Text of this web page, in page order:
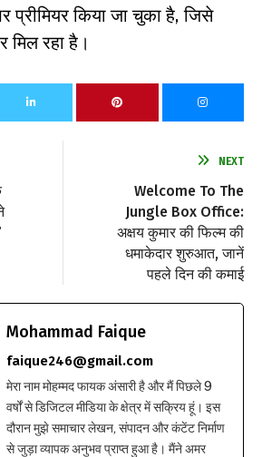
प्रीमियर किया जा चुका है, जिसे
मिल रहा है।
NEXT
Welcome To The
Jungle Box Office:
अक्षय कुमार की फिल्म की
धमाकेदार शुरुआत, जानें
पहले दिन की कमाई
Mohammad Faique
faique246@gmail.com
मेरा नाम मोहम्मद फायक अंसारी है और मैं पिछले 9
वर्षों से डिजिटल मीडिया के क्षेत्र में सक्रिय हूं। इस
दौरान मुझे समाचार लेखन, संपादन और कंटेंट निर्माण
से जुड़ा व्यापक अनुभव प्राप्त हुआ है। मैंने अमर